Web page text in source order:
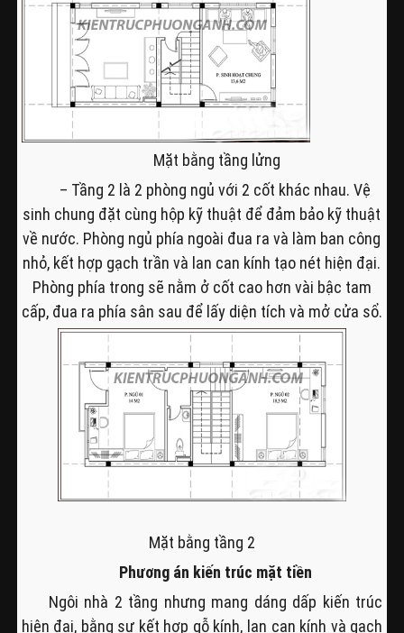
Mặt bằng tầng lửng
– Tầng 2 là 2 phòng ngủ với 2 cốt khác nhau. Vệ
sinh chung đặt cùng hộp kỹ thuật để đảm bảo kỹ thuật
về nước. Phòng ngủ phía ngoài đua ra và làm ban công
nhỏ, kết hợp gạch trần và lan can kính tạo nét hiện đại.
Phòng phía trong sẽ nằm ở cốt cao hơn vài bậc tam
cấp, đua ra phía sân sau để lấy diện tích và mở cửa sổ.
Mặt bằng tầng 2
Phương án kiến trúc mặt tiền
Ngôi nhà 2 tầng nhưng mang dáng dấp kiến trúc
hiện đại, bằng sự kết hợp gỗ kính, lan can kính và gạch